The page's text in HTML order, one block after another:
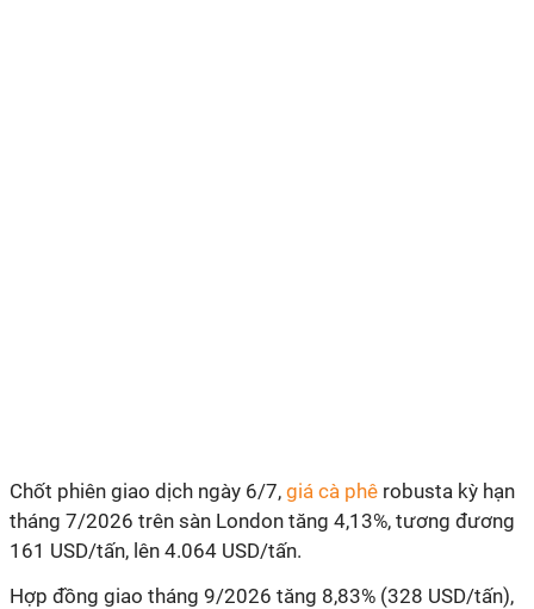
Chốt phiên giao dịch ngày 6/7, giá cà phê robusta kỳ hạn
tháng 7/2026 trên sàn London tăng 4,13%, tương đương
161 USD/tấn, lên 4.064 USD/tấn.
Hợp đồng giao tháng 9/2026 tăng 8,83% (328 USD/tấn),